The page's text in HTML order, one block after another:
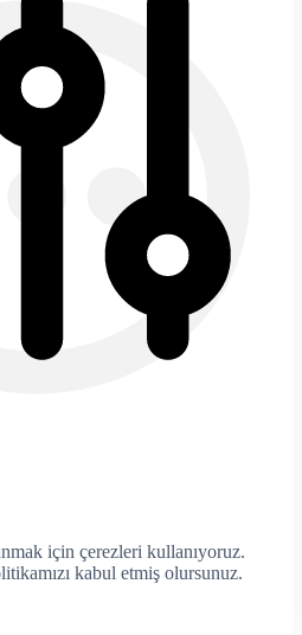
için çerezleri kullanıyoruz.
kabul etmiş olursunuz.